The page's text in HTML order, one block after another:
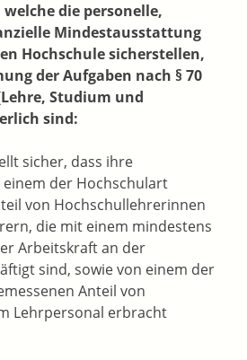
die personelle,
Mindestausstattung
Hochschule sicherstellen,
der Aufgaben nach § 70
Studium und
sind:
sicher, dass ihre
der Hochschulart
von Hochschullehrerinnen
die mit einem mindestens
Arbeitskraft an der
sind, sowie von einem der
Anteil von
Lehrpersonal erbracht